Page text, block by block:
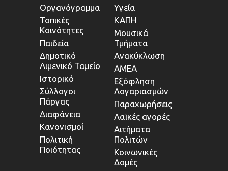
Οργανόγραμμα
Τοπικές
Κοινότητες
Παιδεία
Δημοτικό
Λιμενικό Ταμείο
Ιστορικό
Σύλλογοι
Πάργας
Διαφάνεια
Κανονισμοί
Πολιτική
Ποιότητας
Υγεία
ΚΑΠΗ
Μουσικά
Τμήματα
Ανακύκλωση
ΑΜΕΑ
Εξόφληση
Λογαριασμών
Παραχωρήσεις
Λαϊκές αγορές
Αιτήματα
Πολιτών
Κοινωνικές
Δομές